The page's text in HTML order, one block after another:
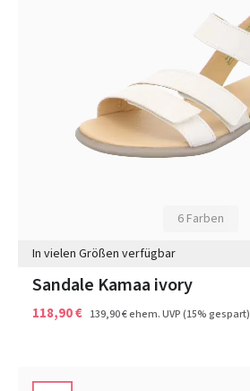
6 Farben
In vielen Größen verfügbar
Sandale Kamaa ivory
118,90 € 139,90 €ehem. UVP(15% gespart)